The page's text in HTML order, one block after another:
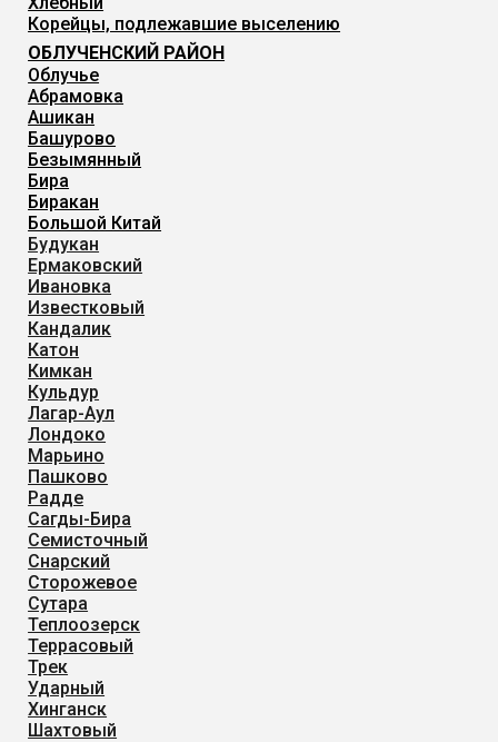
Корейцы, подлежавшие выселению
ОБЛУЧЕНСКИЙ РАЙОН
Облучье
Абрамовка
Ашикан
Башурово
Безымянный
Бира
Биракан
Большой Китай
Будукан
Ермаковский
Ивановка
Известковый
Кандалик
Катон
Кимкан
Кульдур
Лагар-Аул
Лондоко
Марьино
Пашково
Радде
Сагды-Бира
Семисточный
Снарский
Сторожевое
Сутара
Теплоозерск
Террасовый
Трек
Ударный
Хинганск
Шахтовый